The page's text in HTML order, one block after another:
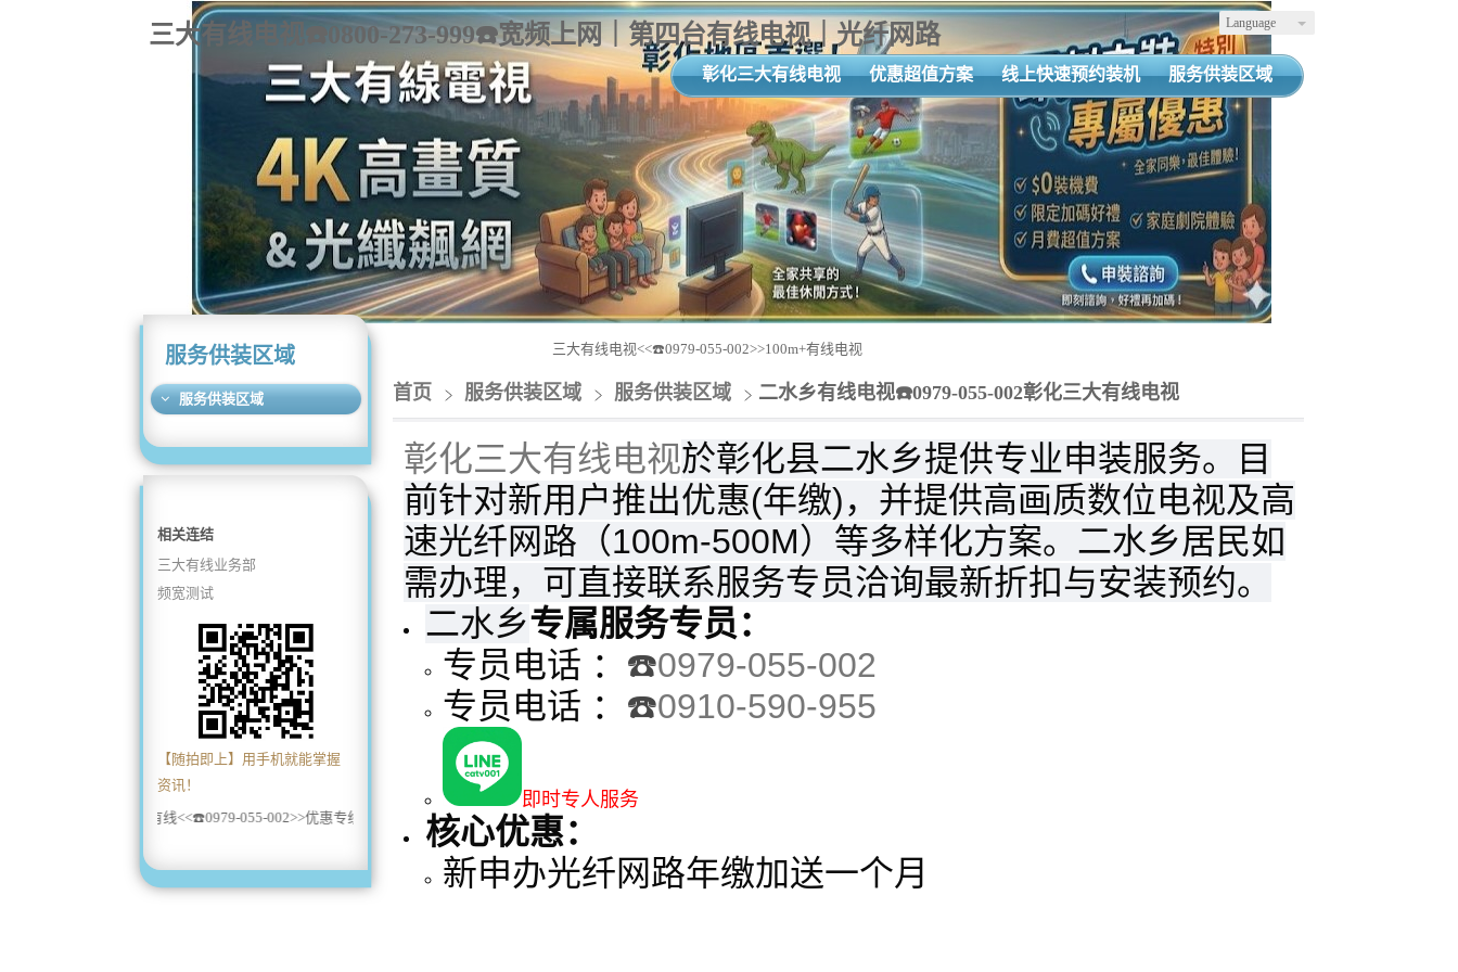
Language
三大有线电视☎️0800-273-999☎️宽频上网｜第四台有线电视｜光纤网路
彰化三大有线电视 优惠超值方案 线上快速预约装机 服务供装区域
服务供装区域
服务供装区域
相关连结
三大有线业务部
频宽测试
【随拍即上】用手机就能掌握
资讯！
三大有线<<☎️0979-055-002>>优惠专线
三大有线电视<<☎️0979-055-002>>100m+有线电视
首页 服务供装区域 服务供装区域 二水乡有线电视☎️0979-055-002彰化三大有线电视
彰化三大有线电视於彰化县二水乡提供专业申装服务。目
前针对新用户推出优惠(年缴)，并提供高画质数位电视及高
速光纤网路（100m-500M）等多样化方案。二水乡居民如
需办理，可直接联系服务专员洽询最新折扣与安装预约。
二水乡专属服务专员：
专员电话 ： ☎️0979-055-002
专员电话 ： ☎️0910-590-955
即时专人服务
核心优惠：
新申办光纤网路年缴加送一个月